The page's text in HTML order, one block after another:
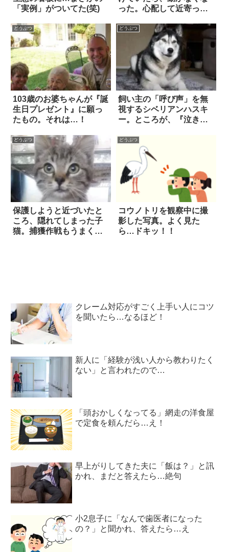
「実例」がついてた(笑)
った。心配して近寄って
どうぶつ
103歳のお婆ちゃんが『誕
生日プレゼント』に願っ
たもの。それは…！
どうぶつ
飼い主の「呼び声」を無
視するシベリアンハスキ
ー。ところが、『泣き真
がガラリと一変して！？
どうぶつ
保護しようと近づいたと
ころ、隠れてしまった子
猫。捕獲作戦もうまく行
どうぶつ
コウノトリを観察中に撮
影した写真。よく見た
ら…ドキッ！！
クレーム対応がすごく上手い人にコツ
を聞いたら…なるほど！
新人に「経験が浅い人から教わりたく
ない」と言われたので…
「頭おかしくなってる」網走の洋食屋
で定食を頼んだら…え！
早上がりしてきた夫に「飯は？」と訊
かれ、まだと答えたら…絶句
小2息子に「なんで歯医者になった
の？」と聞かれ、答えたら…え